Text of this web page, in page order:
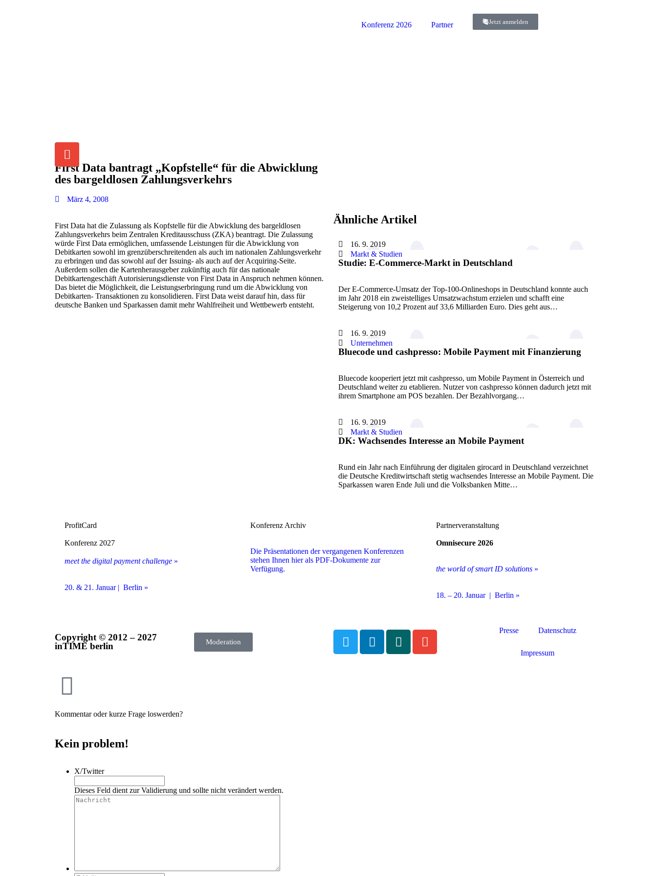
Konferenz 2026 Partner Jetzt anmelden
First Data bantragt „Kopfstelle“ für die Abwicklung
des bargeldlosen Zahlungsverkehrs
März 4, 2008
First Data hat die Zulassung als Kopfstelle für die Abwicklung des bargeldlosen
Zahlungsverkehrs beim Zentralen Kreditausschuss (ZKA) beantragt. Die Zulassung
würde First Data ermöglichen, umfassende Leistungen für die Abwicklung von
Debitkarten sowohl im grenzüberschreitenden als auch im nationalen Zahlungsverkehr
zu erbringen und das sowohl auf der Issuing- als auch auf der Acquiring-Seite.
Außerdem sollen die Kartenherausgeber zukünftig auch für das nationale
Debitkartengeschäft Autorisierungsdienste von First Data in Anspruch nehmen können.
Das bietet die Möglichkeit, die Leistungserbringung rund um die Abwicklung von
Debitkarten- Transaktionen zu konsolidieren. First Data weist darauf hin, dass für
deutsche Banken und Sparkassen damit mehr Wahlfreiheit und Wettbewerb entsteht.
Ähnliche Artikel
16. 9. 2019
Markt & Studien
Studie: E-Commerce-Markt in Deutschland
Der E-Commerce-Umsatz der Top-100-Onlineshops in Deutschland konnte auch
im Jahr 2018 ein zweistelliges Umsatzwachstum erzielen und schafft eine
Steigerung von 10,2 Prozent auf 33,6 Milliarden Euro. Dies geht aus…
16. 9. 2019
Unternehmen
Bluecode und cashpresso: Mobile Payment mit Finanzierung
Bluecode kooperiert jetzt mit cashpresso, um Mobile Payment in Österreich und
Deutschland weiter zu etablieren. Nutzer von cashpresso können dadurch jetzt mit
ihrem Smartphone am POS bezahlen. Der Bezahlvorgang…
16. 9. 2019
Markt & Studien
DK: Wachsendes Interesse an Mobile Payment
Rund ein Jahr nach Einführung der digitalen girocard in Deutschland verzeichnet
die Deutsche Kreditwirtschaft stetig wachsendes Interesse an Mobile Payment. Die
Sparkassen waren Ende Juli und die Volksbanken Mitte…
ProfitCard
Konferenz 2027
meet the digital payment challenge »
20. & 21. Januar | Berlin »
Konferenz Archiv
Die Präsentationen der vergangenen Konferenzen
stehen Ihnen hier als PDF-Dokumente zur
Verfügung.
Partnerveranstaltung
Omnisecure 2026
the world of smart ID solutions»
18. – 20. Januar | Berlin »
Copyright © 2012 – 2027
inTIME berlin
Moderation
Presse Datenschutz
Impressum
Kommentar oder kurze Frage loswerden?
Kein problem!
X/Twitter
Dieses Feld dient zur Validierung und sollte nicht verändert werden.